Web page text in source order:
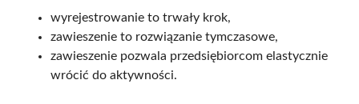
wyrejestrowanie to trwały krok,
zawieszenie to rozwiązanie tymczasowe,
zawieszenie pozwala przedsiębiorcom elastycznie
wrócić do aktywności.